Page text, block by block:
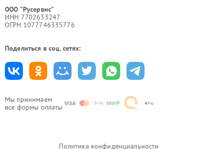
Мы принимаем
все формы оплаты
ООО "Русервис"
ИНН 7702633247
ОГРН 1077746335776
Поделиться в соц. сетях:
Политика конфиденциальности